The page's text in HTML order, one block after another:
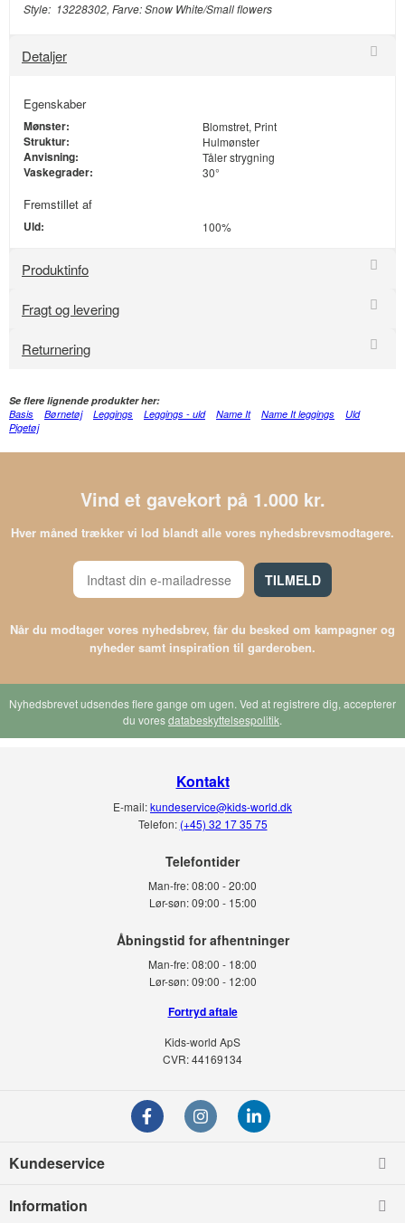
Style: 13228302, Farve: Snow White/Small flowers
Detaljer
Egenskaber
Mønster: Blomstret, Print
Struktur: Hulmønster
Anvisning: Tåler strygning
Vaskegrader: 30°
Fremstillet af
Uld: 100%
Produktinfo
Fragt og levering
Returnering
Se flere lignende produkter her:
Basis
Børnetøj Leggings Leggings - uld Name It Name It leggings
Uld
Pigetøj
Vind et gavekort på 1.000 kr.
Hver måned trækker vi lod blandt alle vores nyhedsbrevsmodtagere.
TILMELD
Når du modtager vores nyhedsbrev, får du besked om kampagner og
nyheder samt inspiration til garderoben.
Nyhedsbrevet udsendes flere gange om ugen. Ved at registrere dig, accepterer
du voresdatabeskyttelsespolitik.
Kontakt
E-mail:kundeservice@kids-world.dk
Telefon: (+45) 32 17 35 75
Telefontider
Man-fre:08:00 - 20:00
Lør-søn: 09:00 - 15:00
Man-fre:08:00 - 18:00
Lør-søn:09:00 - 12:00
Fortryd aftale
Kids-world ApS
CVR: 44169134
Kundeservice
Information